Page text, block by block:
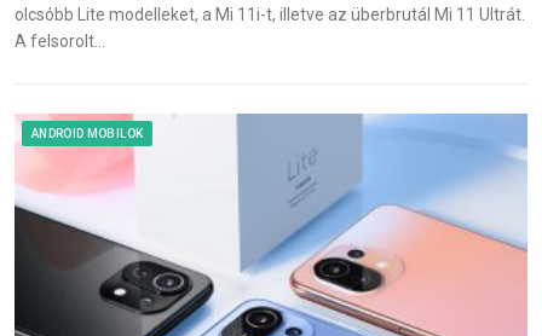
olcsóbb Lite modelleket, a Mi 11i-t, illetve az überbrutál Mi 11 Ultrát.
A felsorolt…
ANDROID MOBILOK